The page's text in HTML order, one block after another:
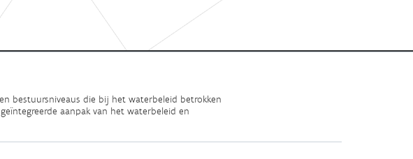
bestuursniveaus die bij het waterbeleid betrokken
aanpak van het waterbeleid en